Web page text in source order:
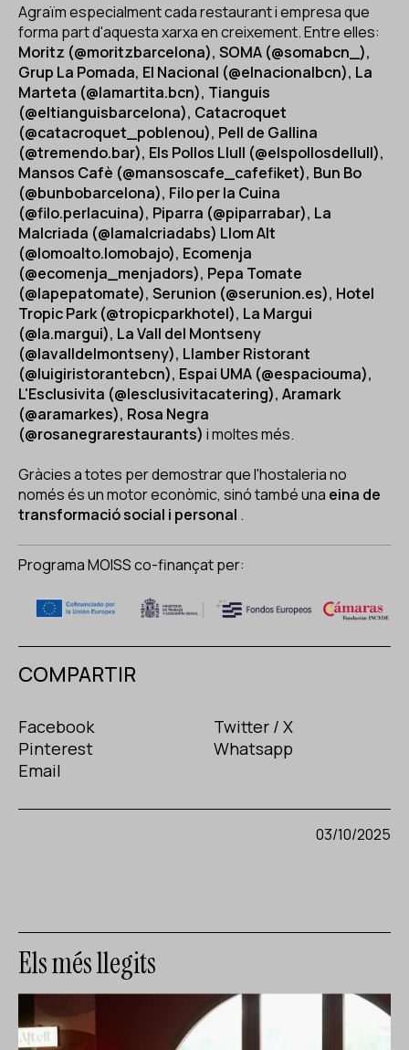
Agraïm especialment cada restaurant i empresa que
forma part d'aquesta xarxa en creixement. Entre elles:
Moritz (@moritzbarcelona), SOMA (@somabcn_),
Grup La Pomada, El Nacional (@elnacionalbcn), La
Marteta (@lamartita.bcn), Tianguis
(@eltianguisbarcelona), Catacroquet
(@catacroquet_poblenou), Pell de Gallina
(@tremendo.bar), Els Pollos Llull (@elspollosdellull),
Mansos Cafè (@mansoscafe_cafefiket), Bun Bo
(@bunbobarcelona), Filo per la Cuina
(@filo.perlacuina), Piparra (@piparrabar), La
Malcriada (@lamalcriadabs) Llom Alt
(@lomoalto.lomobajo), Ecomenja
(@ecomenja_menjadors), Pepa Tomate
(@lapepatomate), Serunion (@serunion.es), Hotel
Tropic Park (@tropicparkhotel), La Margui
(@la.margui), La Vall del Montseny
(@lavalldelmontseny), Llamber Ristorant
(@luigiristorantebcn), Espai UMA (@espaciouma),
L'Esclusivita (@lesclusivitacatering), Aramark
(@aramarkes), Rosa Negra
(@rosanegrarestaurants) i moltes més.
Gràcies a totes per demostrar que l'hostaleria no
només és un motor econòmic, sinó també una eina de
transformació social i personal .
Programa MOISS co-finançat per:
COMPARTIR
Facebook
Twitter / X
Pinterest
Whatsapp
Email
03/10/2025
Els més llegits